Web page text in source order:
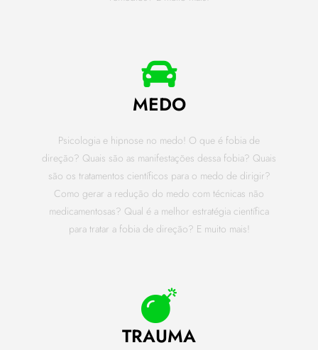
MEDO
Psicologia e hipnose no medo! O que é fobia de
direção? Quais são as manifestações dessa fobia? Quais
são os tratamentos científicos para o medo de dirigir?
Como gerar a redução do medo com técnicas não
medicamentosas? Qual é a melhor estratégia científica
para tratar a fobia de direção? E muito mais!
TRAUMA